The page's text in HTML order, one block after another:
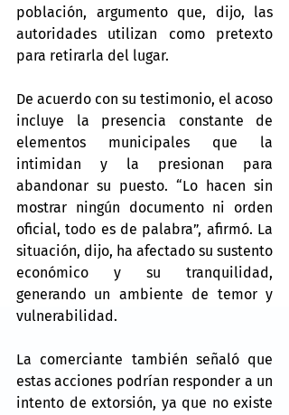
población, argumento que, dijo, las
autoridades utilizan como pretexto
para retirarla del lugar.
De acuerdo con su testimonio, el acoso
incluye la presencia constante de
elementos municipales que la
intimidan y la presionan para
abandonar su puesto. “Lo hacen sin
mostrar ningún documento ni orden
oficial, todo es de palabra”, afirmó. La
situación, dijo, ha afectado su sustento
económico y su tranquilidad,
generando un ambiente de temor y
vulnerabilidad.
La comerciante también señaló que
estas acciones podrían responder a un
intento de extorsión, ya que no existe